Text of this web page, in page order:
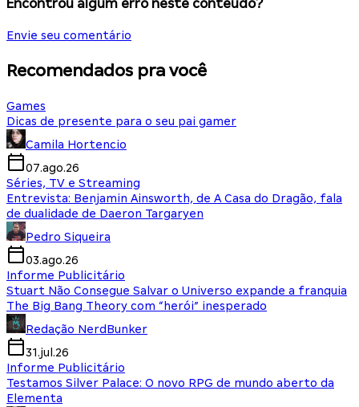
Encontrou algum erro neste conteúdo?
Envie seu comentário
Recomendados pra você
Games
Dicas de presente para o seu pai gamer
Camila Hortencio
07.ago.26
Séries, TV e Streaming
Entrevista: Benjamin Ainsworth, de A Casa do Dragão, fala
de dualidade de Daeron Targaryen
Pedro Siqueira
03.ago.26
Informe Publicitário
Stuart Não Consegue Salvar o Universo expande a franquia
The Big Bang Theory com “herói” inesperado
Redação NerdBunker
31.jul.26
Informe Publicitário
Testamos Silver Palace: O novo RPG de mundo aberto da
Elementa